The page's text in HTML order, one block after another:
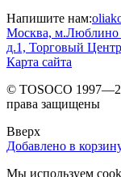
Напишите нам:
Москва, м.Люблино
д.1, Торговый
Карта сайта
© TOSOCO
права защищены
Вверх
Добавлено в
Мы используем